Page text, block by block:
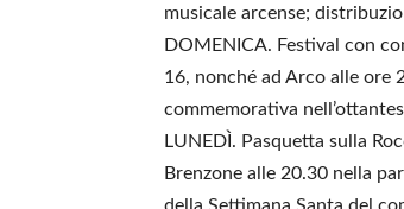
musicale arcense;
DOMENICA. Festival con
16, nonché ad Arco alle ore
commemorativa
LUNEDÌ. Pasquetta sulla
Brenzone alle 20.30 nella
della Settimana Santa del